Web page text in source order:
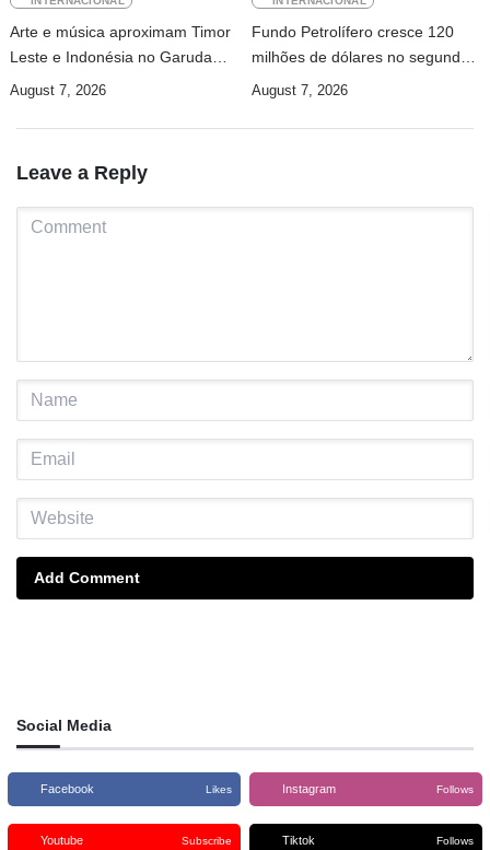
Arte e música aproximam Timor
Leste e Indonésia no Garuda
Sakti Crossborder Fest 2026
August 7, 2026
Fundo Petrolífero cresce 120
milhões de dólares no segundo
trimestre
August 7, 2026
Leave a Reply
Add Comment
Social Media
Facebook Likes Instagram Follows
Youtube Subscribe Tiktok Follows